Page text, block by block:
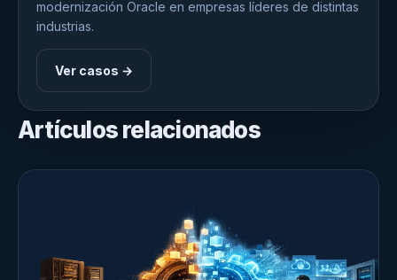
modernización Oracle en empresas líderes de distintas
industrias.
Ver casos →
Artículos relacionados